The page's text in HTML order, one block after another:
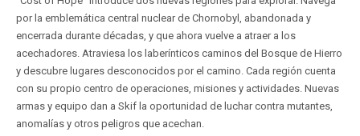
por la emblemática central nuclear de Chornobyl, abandonada y
encerrada durante décadas, y que ahora vuelve a atraer a los
acechadores. Atraviesa los laberínticos caminos del Bosque de Hierro
y descubre lugares desconocidos por el camino. Cada región cuenta
con su propio centro de operaciones, misiones y actividades. Nuevas
armas y equipo dan a Skif la oportunidad de luchar contra mutantes,
anomalías y otros peligros que acechan.